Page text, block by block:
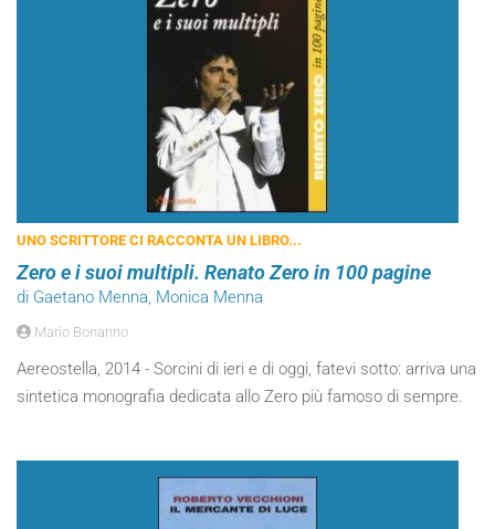
UNO SCRITTORE CI RACCONTA UN LIBRO...
Zero e i suoi multipli. Renato Zero in 100 pagine
di Gaetano Menna, Monica Menna
Mario Bonanno
Aereostella, 2014 - Sorcini di ieri e di oggi, fatevi sotto: arriva una
sintetica monografia dedicata allo Zero più famoso di sempre.